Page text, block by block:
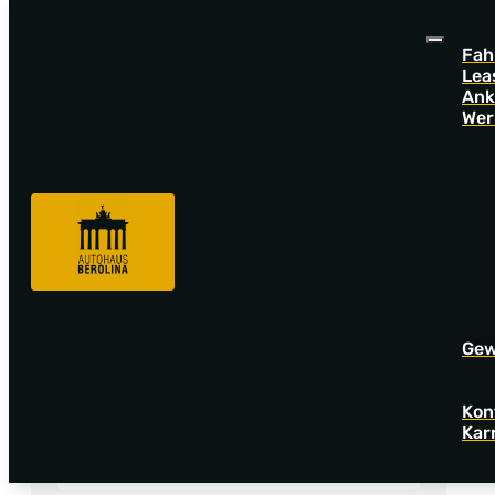
Fahrzeugsuche